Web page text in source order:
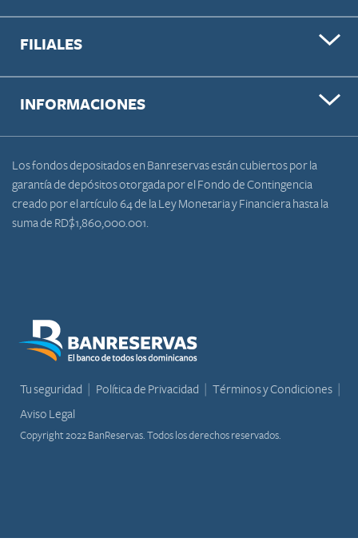
FILIALES
INFORMACIONES
Los fondos depositados en Banreservas están cubiertos por la
garantía de depósitos otorgada por el Fondo de Contingencia
creado por el artículo 64 de la Ley Monetaria y Financiera hasta la
suma de RD$1,860,000.001.
Tu seguridad Política de Privacidad
Términos y Condiciones
Aviso Legal
Copyright 2022 BanReservas. Todos los derechos reservados.